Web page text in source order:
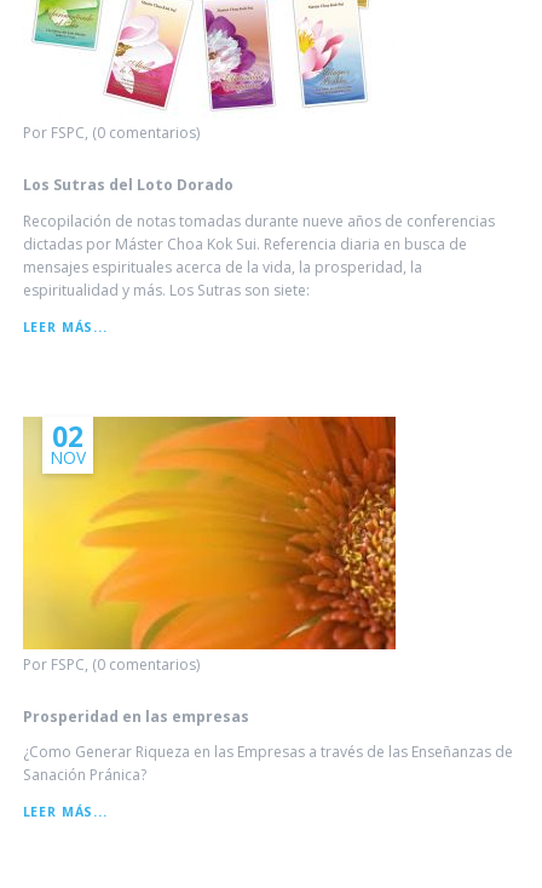
Por FSPC, (0 comentarios)
Los Sutras del Loto Dorado
Recopilación de notas tomadas durante nueve años de conferencias
dictadas por Máster Choa Kok Sui. Referencia diaria en busca de
mensajes espirituales acerca de la vida, la prosperidad, la
espiritualidad y más. Los Sutras son siete:
LEER MÁS...
Por FSPC, (0 comentarios)
02
NOV
Prosperidad en las empresas
¿Como Generar Riqueza en las Empresas a través de las Enseñanzas de
Sanación Pránica?
LEER MÁS...